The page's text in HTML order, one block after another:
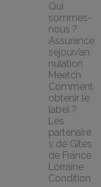
Qui
sommes-
nous ?
Assurance
séjour/an
nulation
Meetch
Comment
obtenir le
label ?
Les
partenaire
s de Gîtes
de France
Lorraine
Condition